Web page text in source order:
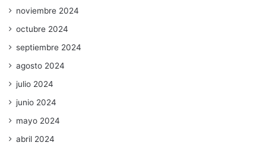
noviembre 2024
octubre 2024
septiembre 2024
agosto 2024
julio 2024
junio 2024
mayo 2024
abril 2024